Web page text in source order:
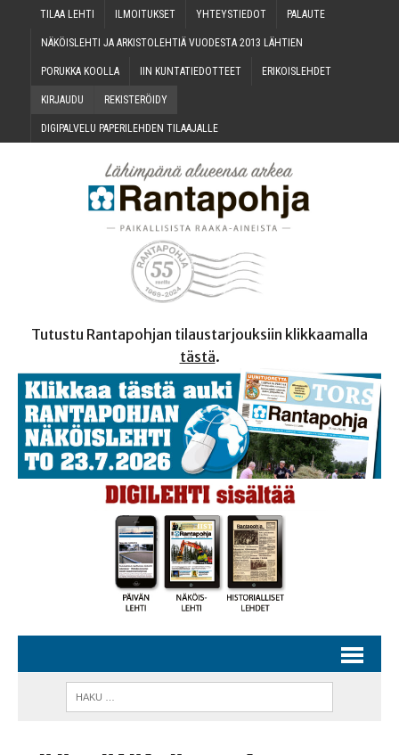
TILAA LEH­TI ILMOI­TUK­SET YHTEYS­TIE­DOT PALAU­TE
NÄKÖIS­LEH­TI JA ARKIS­TO­LEH­TIÄ VUO­DES­TA 2013 LÄHTIEN
PORUK­KA KOOLLA IIN KUN­TA­TIE­DOT­TEET ERI­KOIS­LEH­DET
KIR­JAU­DU REKIS­TE­RÖI­DY
DIGI­PAL­VE­LU PAPE­RI­LEH­DEN TILAAJALLE
Tutustu Rantapohjan tilaustarjouksiin klikkaamalla
tästä.